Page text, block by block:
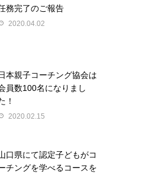
務完了のご報告
2020.04.02
本親子コーチング協会は
員数100名になりまし
！
2020.02.15
口県にて認定子どもがコ
チングを学べるコースを